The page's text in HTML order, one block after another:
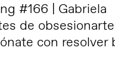
#166 | Gabriela
de
con resolver